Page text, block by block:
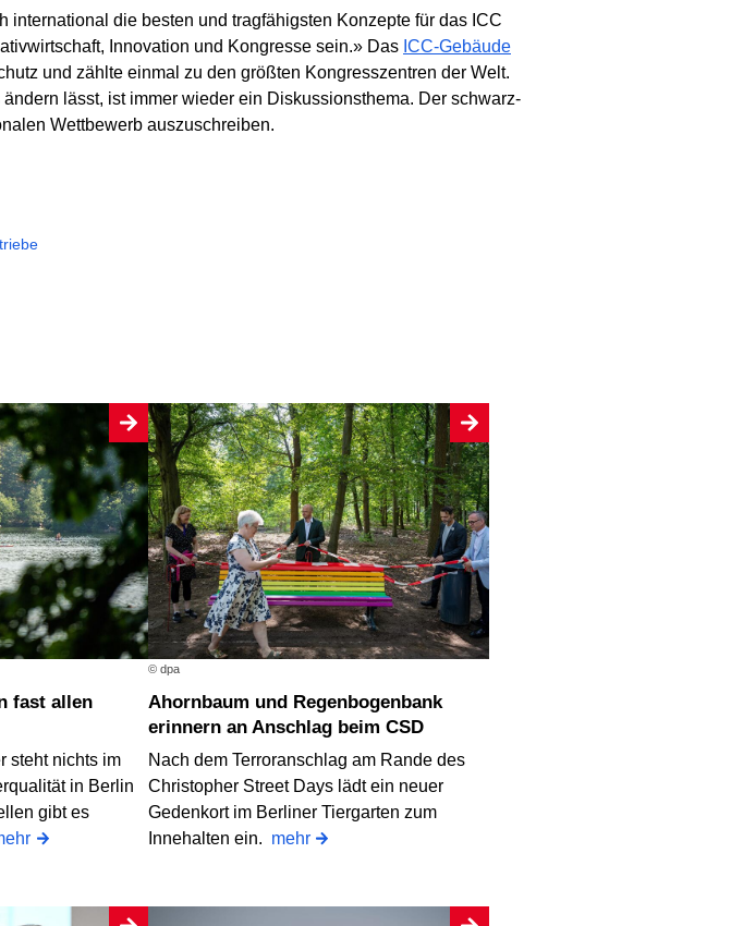
die besten und tragfähigsten Konzepte für das ICC
Innovation und Kongresse sein.» Das ICC-Gebäude
und zählte einmal zu den größten Kongresszentren der Welt.
lässt, ist immer wieder ein Diskussionsthema. Der schwarz-
Wettbewerb auszuschreiben.
steht nichts im
in Berlin
gibt es
© dpa
Ahornbaum und Regenbogenbank
erinnern an Anschlag beim CSD
Nach dem Terroranschlag am Rande des
Christopher Street Days lädt ein neuer
Gedenkort im Berliner Tiergarten zum
Innehalten ein. mehr